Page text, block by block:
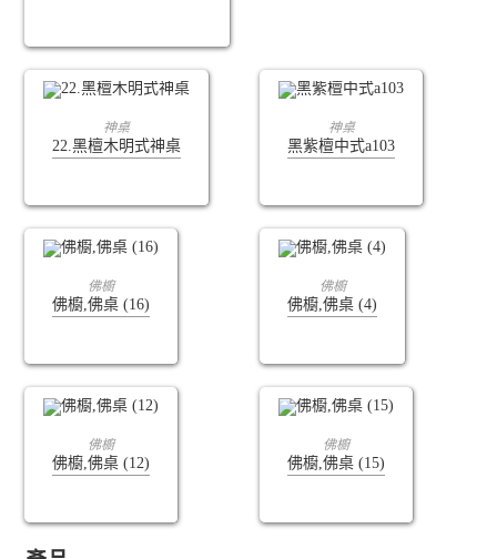
查看內容
神桌
22.黑檀木明式神桌
查看內容
神桌
黑紫檀中式a103
查看內容
佛櫥
佛櫥,佛桌 (16)
查看內容
佛櫥
佛櫥,佛桌 (4)
查看內容
佛櫥
佛櫥,佛桌 (12)
查看內容
佛櫥
佛櫥,佛桌 (15)